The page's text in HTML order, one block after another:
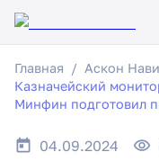
Главная Аскон
Казначейский
Минфин подготовил
04.09.2024